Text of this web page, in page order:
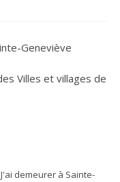
Geneviève
Villes et villages de
demeurer à Sainte-